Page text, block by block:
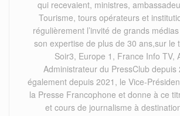
qui recevaient, ministres,
Tourisme, tours opérateurs et
régulièrement l’invité de grands
son expertise de plus de 30 ans,sur le
Soir3, Europe 1, France Info TV,
Administrateur du PressClub depuis
également depuis 2021, le Vice-
la Presse Francophone et donne à ce
et cours de journalisme à